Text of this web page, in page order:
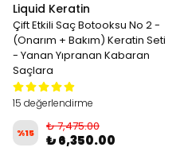
Liquid Keratin
Çift Etkili Saç Botooksu No 2 -
(Onarım + Bakım) Keratin Seti
- Yanan Yıpranan Kabaran
Saçlara
15 değerlendirme
%15 ₺ 7,475.00
₺ 6,350.00